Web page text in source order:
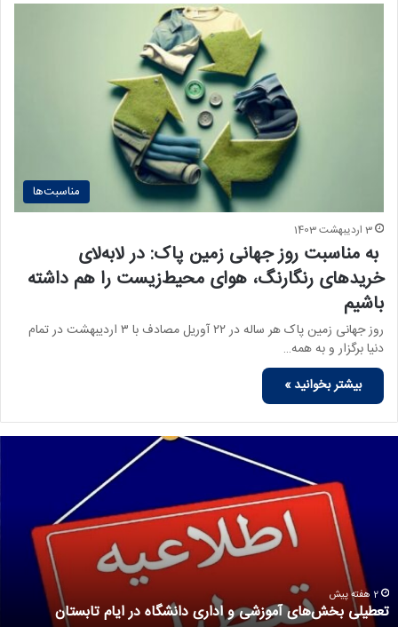
مناسبت‌ها
3 اردیبهشت 1403
به مناسبت روز جهانی زمین پاک: در لابه‌لای
خریدهای رنگارنگ، هوای محیط‌زیست را هم داشته
باشیم
روز جهانی زمین پاک هر ساله در ۲۲ آوریل مصادف با ۳ اردیبهشت در تمام
دنیا برگزار و به همه…
بیشتر بخوانید »
و اداری دانشگاه در ایام تابستان
2 هفته پیش
دانشگاه علم و
تحصیلات